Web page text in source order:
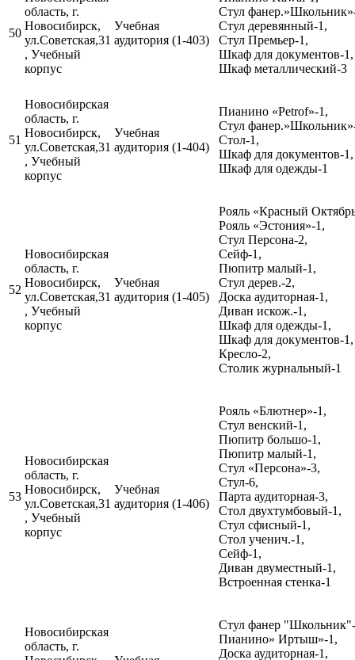
50
область, г.
Новосибирск,
ул.Советская,31
, Учебный
корпус
Учебная
аудитория (1-403)
Стул
Стул деревянный-1,
Стул Премьер-1,
Шкаф для документов-1,
Шкаф металлический-3
51
Новосибирская
область, г.
Новосибирск,
ул.Советская,31
, Учебный
корпус
Учебная
аудитория (1-404)
Пианино «Petrof»-1,
Стул
Стол-1,
Шкаф для документов-1,
Шкаф для одежды-1
52
Новосибирская
область, г.
Новосибирск,
ул.Советская,31
, Учебный
корпус
Учебная
аудитория (1-405)
Рояль «Красный
Рояль «Эстония»-1,
Стул Персона-2,
Сейф-1,
Пюпитр малый-1,
Стул дерев.-2,
Доска аудиторная-1,
Диван искож.-1,
Шкаф для одежды-1,
Шкаф для документов-1,
Кресло-2,
Столик журнальный-1
53
Новосибирская
область, г.
Новосибирск,
ул.Советская,31
, Учебный
корпус
Учебная
аудитория (1-406)
Рояль «Блютнер»-1,
Стул венский-1,
Пюпитр большо-1,
Пюпитр малый-1,
Стул «Персона»-3,
Стул-6,
Парта аудиторная-3,
Стол двухтумбовый-1,
Стул сфисный-1,
Стол ученич.-1,
Сейф-1,
Диван двуместный-1,
Встроенная стенка-1
Новосибирская
область, г.
Стул фанер
Пианино» Иртыш»-1,
Доска аудиторная-1,